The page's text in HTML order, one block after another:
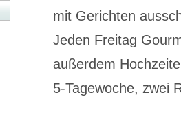
mit Gerichten
Jeden Freitag
außerdem
5-Tagewoche, zwei